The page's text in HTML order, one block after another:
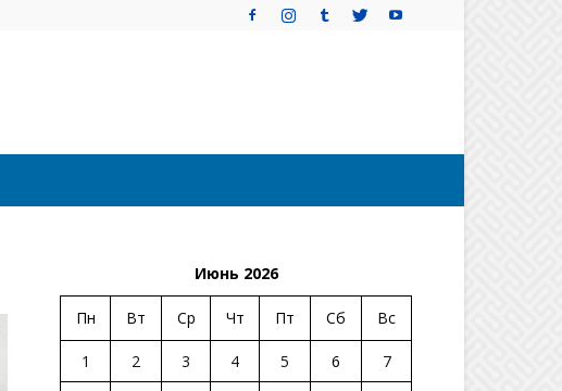
Июнь 2026
Пн Вт Ср Чт Пт Сб Вс
1 2 3 4 5 6
7